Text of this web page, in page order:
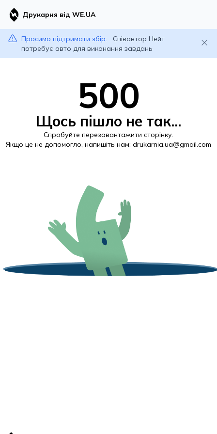
Друкарня від WE.UA
Просимо підтримати збір:
Співавтор Нейт
потребує авто для виконання завдань
500
Щось пішло не так...
Спробуйте перезавантажити сторінку.
Якщо це не допомогло, напишіть нам: drukarnia.ua@gmail.com